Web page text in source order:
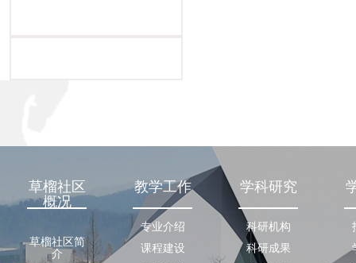
草榴社区
概况
草榴社区简
介
教学工作
专业介绍
课程建设
学科研究
科研机构
科研成果